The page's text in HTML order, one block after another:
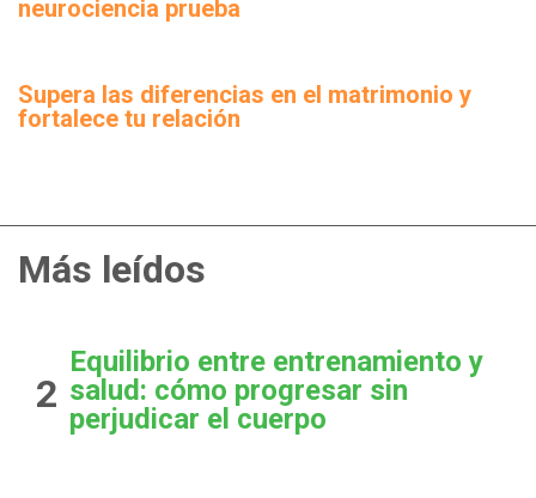
neurociencia prueba
Supera las diferencias en el matrimonio y
fortalece tu relación
Más leídos
2
Equilibrio entre entrenamiento y
salud: cómo progresar sin
perjudicar el cuerpo